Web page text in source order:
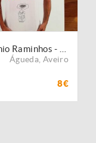
Águeda Aveiro
8€